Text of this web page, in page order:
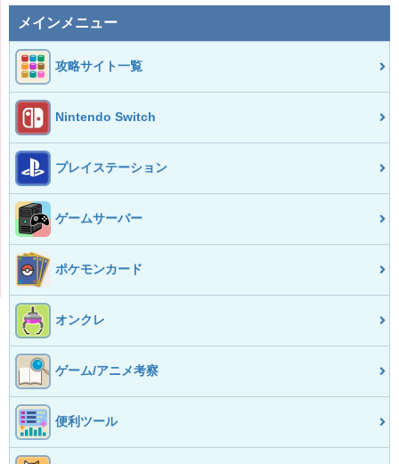
メインメニュー
攻略サイト一覧
Nintendo Switch
プレイステーション
ゲームサーバー
ポケモンカード
オンクレ
ゲーム/アニメ考察
便利ツール